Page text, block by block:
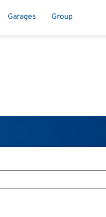
Garages Group